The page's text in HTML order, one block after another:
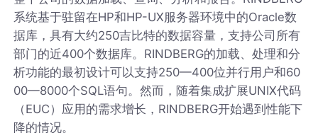
系统基于驻留在HP和HP-UX服务器环境中的Oracle数
据库，具有大约250吉比特的数据容量，支持公司所有
部门的近400个数据库。RINDBERG的加载、处理和分
析功能的最初设计可以支持250—400位并行用户和60
00—8000个SQL语句。然而，随着集成扩展UNIX代码
（EUC）应用的需求增长，RINDBERG开始遇到性能下
降的情况。